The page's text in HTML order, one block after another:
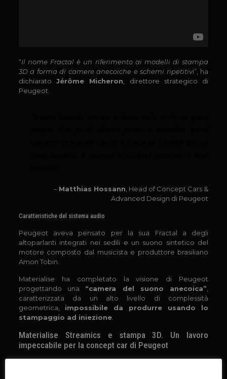
“Il nome Fractal è un riferimento ai modelli di stampa
3D a forma di camere anecoiche e schemi ripetitivi”, ha
dichiaratoJérôme Micheron , direttore strategico di
Peugeot.
– Matthias Hossann , Head of Concept Cars &
Advanced Design di Peugeot
Caratteristiche del sistema audio
Peugeot aveva pensato per la sua Fractal a degli
altoparlanti integrati nei sedili e un suono sintetico del
motore composto dal musicista e produttore brasiliano
Amon Tobin.
Materialise ha completato la visione di Peugeot
progettando una “camera del suono anecoica”
caratterizzata da un alto livello di complessità
geometrica, impossibile da produrre usando lo
stampaggio ad iniezione.
Materialise Streamics e stampa 3D. Un lavoro
impeccabile per la concept car di Peugeot